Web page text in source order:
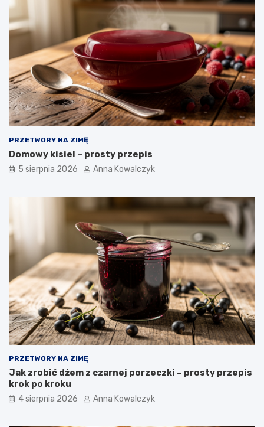
PRZETWORY NA ZIMĘ
Domowy kisiel – prosty przepis
5 sierpnia 2026 Anna Kowalczyk
PRZETWORY NA ZIMĘ
Jak zrobić dżem z czarnej porzeczki – prosty przepis
krok po kroku
4 sierpnia 2026 Anna Kowalczyk